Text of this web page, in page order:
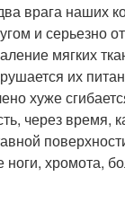
врага наших
и серьезно
мягких
их
хуже
через время,
ноги, хромота,